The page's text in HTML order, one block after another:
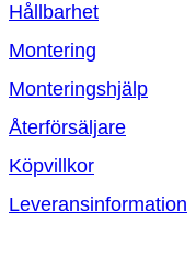
Hållbarhet
Montering
Monteringshjälp
Återförsäljare
Köpvillkor
Leveransinformation